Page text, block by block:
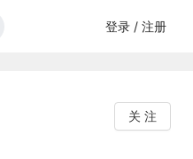
登录 / 注册
关 注